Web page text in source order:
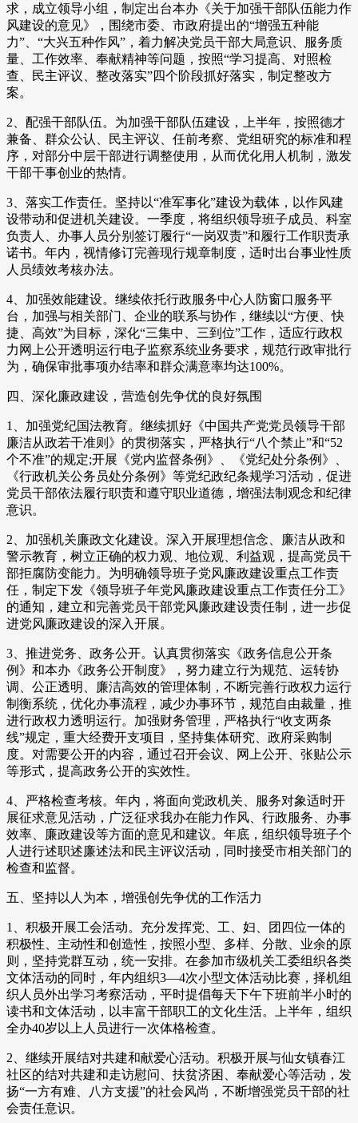
求，成立领导小组，制定出台本办《关于加强干部队伍能力作
风建设的意见》，围绕市委、市政府提出的“增强五种能
力”、“大兴五种作风”，着力解决党员干部大局意识、服务质
量、工作效率、奉献精神等问题，按照“学习提高、对照检
查、民主评议、整改落实”四个阶段抓好落实，制定整改方
案。
2、配强干部队伍。为加强干部队伍建设，上半年，按照德才
兼备、群众公认、民主评议、任前考察、党组研究的标准和程
序，对部分中层干部进行调整使用，从而优化用人机制，激发
干部干事创业的热情。
3、落实工作责任。坚持以“准军事化”建设为载体，以作风建
设带动和促进机关建设。一季度，将组织领导班子成员、科室
负责人、办事人员分别签订履行“一岗双责”和履行工作职责承
诺书。年内，视情修订完善现行规章制度，适时出台事业性质
人员绩效考核办法。
4、加强效能建设。继续依托行政服务中心人防窗口服务平
台，加强与相关部门、企业的联系与协作，继续以“方便、快
捷、高效”为目标，深化“三集中、三到位”工作，适应行政权
力网上公开透明运行电子监察系统业务要求，规范行政审批行
为，确保审批事项办结率和群众满意率均达100%。
四、深化廉政建设，营造创先争优的良好氛围
1、加强党纪国法教育。继续抓好《中国共产党党员领导干部
廉洁从政若干准则》的贯彻落实，严格执行“八个禁止”和“52
个不准”的规定;开展《党内监督条例》、《党纪处分条例》、
《行政机关公务员处分条例》等党纪政纪条规学习活动，促进
党员干部依法履行职责和遵守职业道德，增强法制观念和纪律
意识。
2、加强机关廉政文化建设。深入开展理想信念、廉洁从政和
警示教育，树立正确的权力观、地位观、利益观，提高党员干
部拒腐防变能力。为明确领导班子党风廉政建设重点工作责
任，制定下发《领导班子年党风廉政建设重点工作责任分工》
的通知，建立和完善党员干部党风廉政建设责任制，进一步促
进党风廉政建设的深入开展。
3、推进党务、政务公开。认真贯彻落实《政务信息公开条
例》和本办《政务公开制度》，努力建立行为规范、运转协
调、公正透明、廉洁高效的管理体制，不断完善行政权力运行
制衡系统，优化办事流程，减少办事环节，规范自由裁量，推
进行政权力透明运行。加强财务管理，严格执行“收支两条
线”规定，重大经费开支项目，坚持集体研究、政府采购制
度。对需要公开的内容，通过召开会议、网上公开、张贴公示
等形式，提高政务公开的实效性。
4、严格检查考核。年内，将面向党政机关、服务对象适时开
展征求意见活动，广泛征求我办在能力作风、行政服务、办事
效率、廉政建设等方面的意见和建议。年底，组织领导班子个
人进行述职述廉述法和民主评议活动，同时接受市相关部门的
检查和监督。
五、坚持以人为本，增强创先争优的工作活力
1、积极开展工会活动。充分发挥党、工、妇、团四位一体的
积极性、主动性和创造性，按照小型、多样、分散、业余的原
则，坚持党群互动，统一安排。在参加市级机关工委组织各类
文体活动的同时，年内组织3—4次小型文体活动比赛，择机组
织人员外出学习考察活动，平时提倡每天下午下班前半小时的
读书和文体活动，以丰富干部职工的文化生活。上半年，组织
全办40岁以上人员进行一次体格检查。
2、继续开展结对共建和献爱心活动。积极开展与仙女镇春江
社区的结对共建和走访慰问、扶贫济困、奉献爱心等活动，发
扬“一方有难、八方支援”的社会风尚，不断增强党员干部的社
会责任意识。